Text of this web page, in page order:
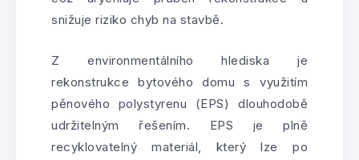
snižuje riziko chyb na stavbě.
Z environmentálního hlediska je
rekonstrukce bytového domu s využitím
pěnového polystyrenu (EPS) dlouhodobě
udržitelným řešením. EPS je plně
recyklovatelný materiál, který lze po